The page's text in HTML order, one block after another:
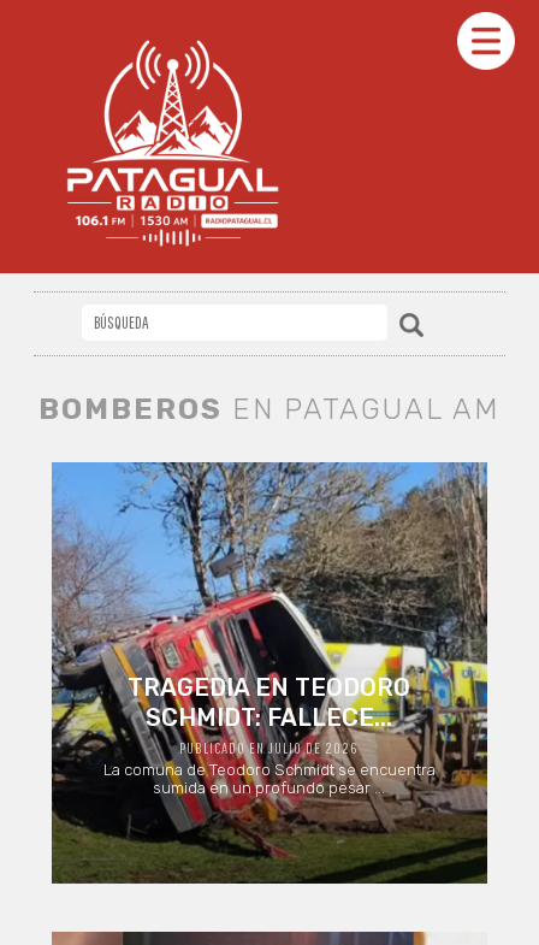
BOMBEROS EN PATAGUAL AM
TRAGEDIA EN TEODORO
SCHMIDT: FALLECE...
PUBLICADO EN JULIO DE 2026
La comuna de Teodoro Schmidt se encuentra
sumida en un profundo pesar ...